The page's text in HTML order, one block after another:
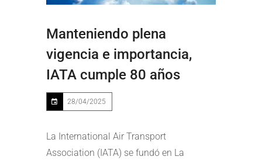
Manteniendo plena
vigencia e importancia,
IATA cumple 80 años
28/04/2025
La International Air Transport
Association (IATA) se fundó en La